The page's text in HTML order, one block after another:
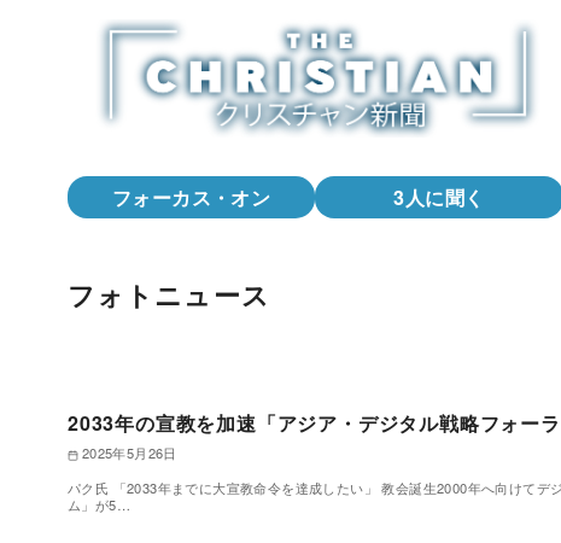
フォーカス・オン 3人に聞く
フォトニュース
2033年の宣教を加速「アジア・デジタル戦略フォー
2025年5月26日
パク氏 「2033年までに大宣教命令を達成したい」 教会誕生2000年へ向けて
ム」が5…